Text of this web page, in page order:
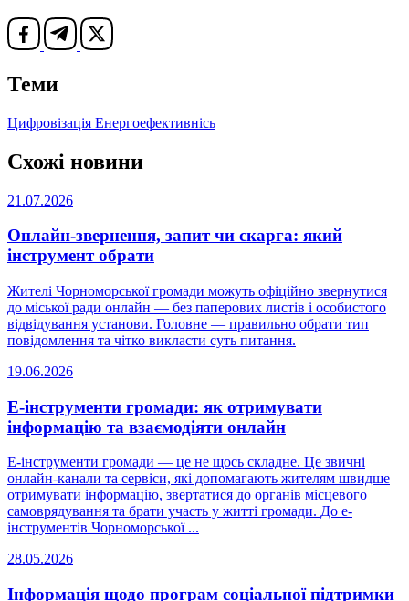
Теми
Цифровізація Енергоефективнісь
Схожі новини
21.07.2026
Онлайн-звернення, запит чи скарга: який
інструмент обрати
Жителі Чорноморської громади можуть офіційно звернутися
до міської ради онлайн — без паперових листів і особистого
відвідування установи. Головне — правильно обрати тип
повідомлення та чітко викласти суть питання.
19.06.2026
Е-інструменти громади: як отримувати
інформацію та взаємодіяти онлайн
Е-інструменти громади — це не щось складне. Це звичні
онлайн-канали та сервіси, які допомагають жителям швидше
отримувати інформацію, звертатися до органів місцевого
самоврядування та брати участь у житті громади. До е-
інструментів Чорноморської ...
28.05.2026
Інформація щодо програм соціальної підтримки